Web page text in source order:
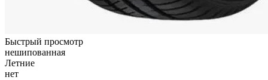
Быстрый просмотр
нешипованная
Летние
нет